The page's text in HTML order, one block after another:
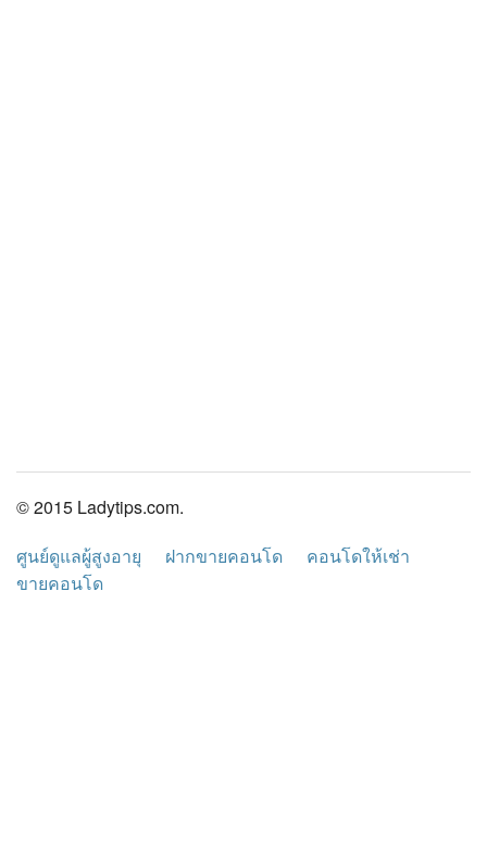
© 2015 Ladytips.com.
ศูนย์ดูแลผู้สูงอายุ
ฝากขายคอนโด
คอนโดให้เช่า
ขายคอนโด